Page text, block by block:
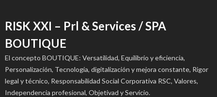
RISK XXI – Prl & Services / SPA
BOUTIQUE
El concepto BOUTIQUE: Versatilidad, Equilibrio y eficiencia,
Personalización, Tecnología, digitalización y mejora constante, Rigor
legal y técnico, Responsabilidad Social Corporativa RSC, Valores,
Independencia profesional, Objetivad y Servicio.